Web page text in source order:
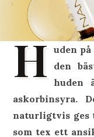
H uden
den
huden
askorbinsyra.
naturligtvis ges
som tex ett